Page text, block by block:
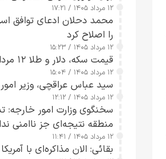
۱۲ مرداد ۱۴۰۵ / ۱۷:۲۱
محمد دحلان ادعای توافق
را اصلاح کرد
۱۲ مرداد ۱۴۰۵ / ۱۵:۲۳
قیمت سکه، دلار و طلا ۱۲ مرداد+ جدول
۱۲ مرداد ۱۴۰۵ / ۱۵:۰۴
سید عباس عراقچی، وزیر
۱۲ مرداد ۱۴۰۵ / ۱۲:۱۲
سخنگوی وزارت امور خارجه:
منطقه نتیجه‌ای جز ناامنی
۱۲ مرداد ۱۴۰۵ / ۱۱:۴۱
بقائی: الان مذاکره‌ای با